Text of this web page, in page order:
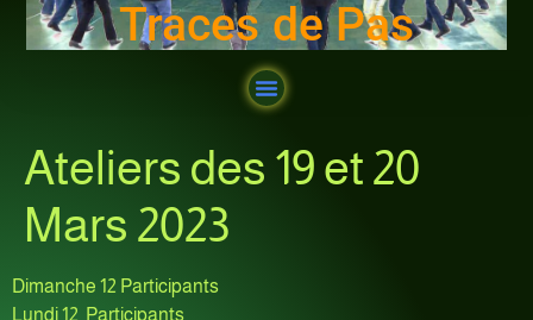
Traces de Pas
Ateliers des 19 et 20
Mars 2023
Dimanche 12 Participants
Lundi 12 Participants